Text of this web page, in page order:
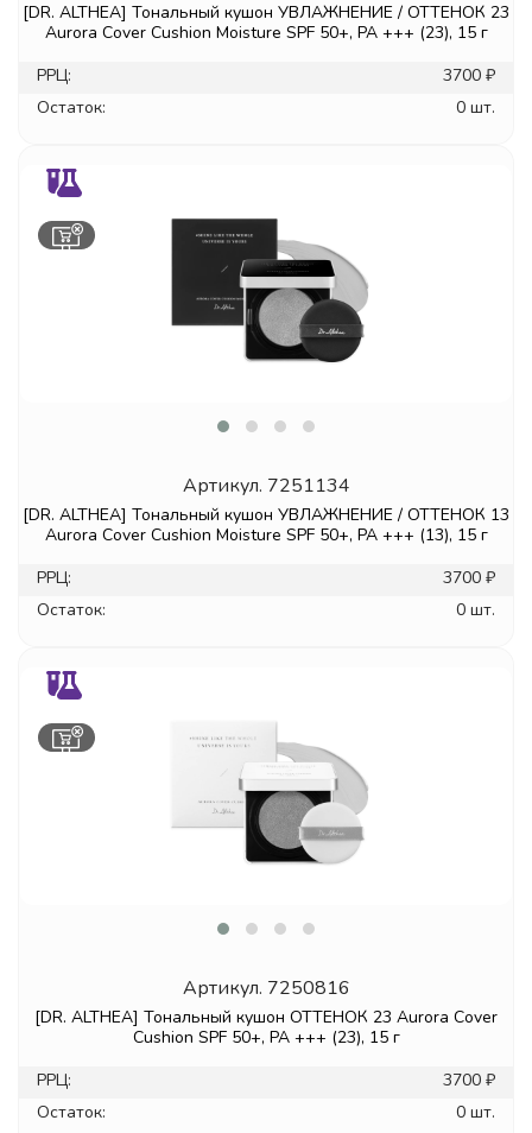
[DR. ALTHEA] Тональный кушон УВЛАЖНЕНИЕ / ОТТЕНОК 23
Aurora Cover Cushion Moisture SPF 50+, PA +++ (23), 15 г
РРЦ:
3700 ₽
Остаток:
0 шт.
Артикул. 7251134
[DR. ALTHEA] Тональный кушон УВЛАЖНЕНИЕ / ОТТЕНОК 13
Aurora Cover Cushion Moisture SPF 50+, PA +++ (13), 15 г
РРЦ:
3700 ₽
Остаток:
0 шт.
Артикул. 7250816
[DR. ALTHEA] Тональный кушон ОТТЕНОК 23 Aurora Cover
Cushion SPF 50+, PA +++ (23), 15 г
РРЦ:
3700 ₽
Остаток:
0 шт.